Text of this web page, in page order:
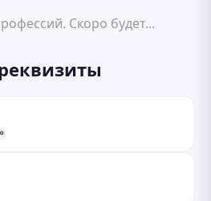
Скоро будет...